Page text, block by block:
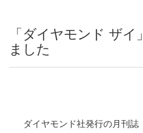
「ダイヤモンド ザ
ました
ダイヤモンド社発行の月刊